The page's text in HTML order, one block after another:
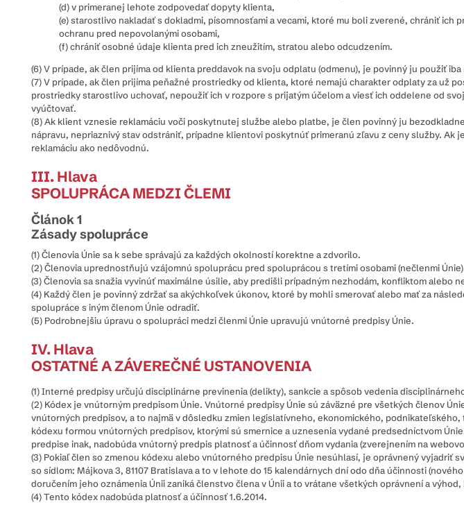
(d) v primeranej lehote zodpovedať dopyty klienta,
(e) starostlivo nakladať s dokladmi, písomnosťami a vecami, ktoré mu boli zverené, chrániť
ochranu pred nepovolanými osobami,
(f) chrániť osobné údaje klienta pred ich zneužitím, stratou alebo odcudzením.
(6) V prípade, ak člen prijíma od klienta preddavok na svoju odplatu (odmenu), je povinný ju použiť
(7) V prípade, ak člen prijíma peňažné prostriedky od klienta, ktoré nemajú charakter odplaty za
prostriedky starostlivo uchovať, nepoužiť ich v rozpore s prijatým účelom a viesť ich oddelene od
vyúčtovať.
(8) Ak klient vznesie reklamáciu voči poskytnutej službe alebo platbe, je člen povinný ju
nápravu, nepriaznivý stav odstrániť, prípadne klientovi poskytnúť primeranú zľavu z ceny služby.
reklamáciu ako nedôvodnú.
III. Hlava
SPOLUPRÁCA MEDZI ČLEMI
Článok 1
Zásady spolupráce
(1) Členovia Únie sa k sebe správajú za každých okolností korektne a zdvorilo.
(2) Členovia uprednostňujú vzájomnú spoluprácu pred spoluprácou s tretími osobami (nečlenmi
(3) Členovia sa snažia vyvinúť maximálne úsilie, aby predišli prípadným nezhodám, konfliktom alebo
(4) Každý člen je povinný zdržať sa akýchkoľvek úkonov, ktoré by mohli smerovať alebo mať za
spolupráce s iným členom Únie odradiť.
(5) Podrobnejšiu úpravu o spolupráci medzi členmi Únie upravujú vnútorné predpisy Únie.
IV. Hlava
OSTATNÉ A ZÁVEREČNÉ USTANOVENIA
(1) Interné predpisy určujú disciplinárne previnenia (delikty), sankcie a spôsob vedenia
(2) Kódex je vnútorným predpisom Únie. Vnútorné predpisy Únie sú záväzné pre všetkých členov
vnútorných predpisov, a to najmä v dôsledku zmien legislatívneho, ekonomického,
kódexu formou vnútorných predpisov, ktorými sú smernice a uznesenia vydané predsedníctvom
predpise inak, nadobúda vnútorný predpis platnosť a účinnosť dňom vydania (zverejnením na
(3) Pokiaľ člen so zmenou kódexu alebo vnútorného predpisu Únie nesúhlasí, je oprávnený vyjadriť
so sídlom: Májkova 3, 81107 Bratislava a to v lehote do 15 kalendárnych dní odo dňa účinnosti
doručením jeho oznámenia Únii zaniká členstvo člena v Únii a to vrátane všetkých oprávnení a
(4) Tento kódex nadobúda platnosť a účinnosť 1.6.2014.